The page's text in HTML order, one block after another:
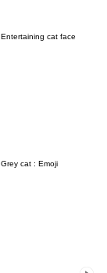
Entertaining cat face
Grey cat : Emoji